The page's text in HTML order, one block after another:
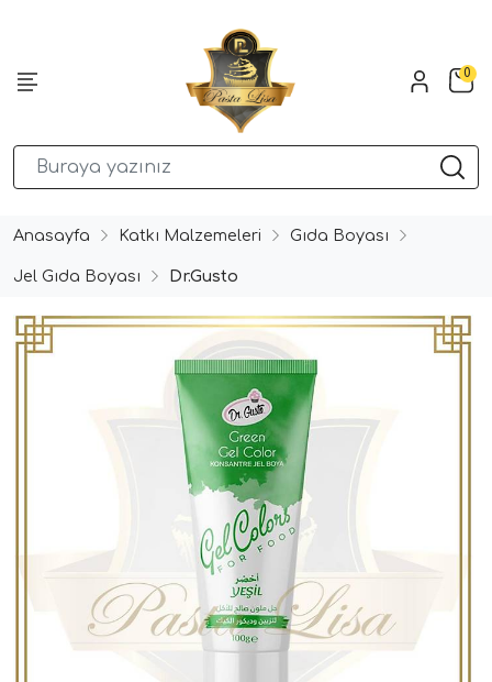
0
Anasayfa Katkı Malzemeleri Gıda Boyası
Jel Gıda Boyası Dr.Gusto